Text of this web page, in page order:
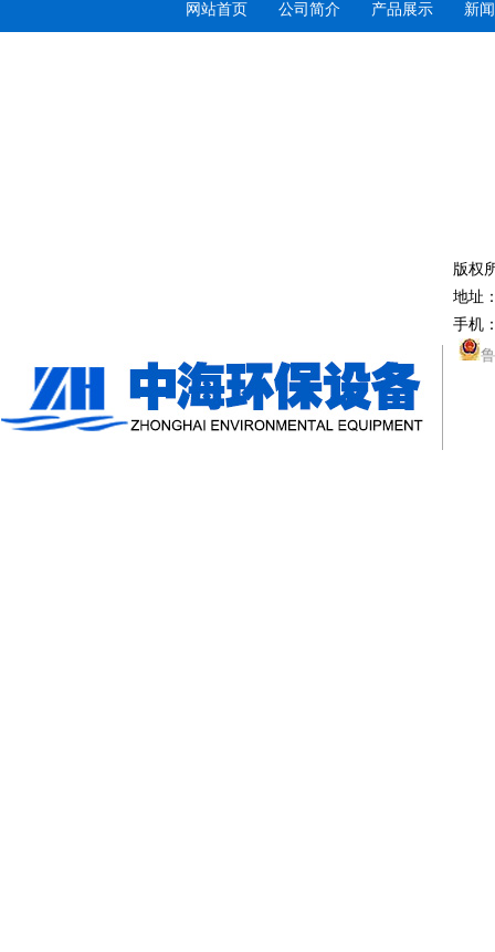
网站首页 公司简介 产品展示 新
版权
地址
手机